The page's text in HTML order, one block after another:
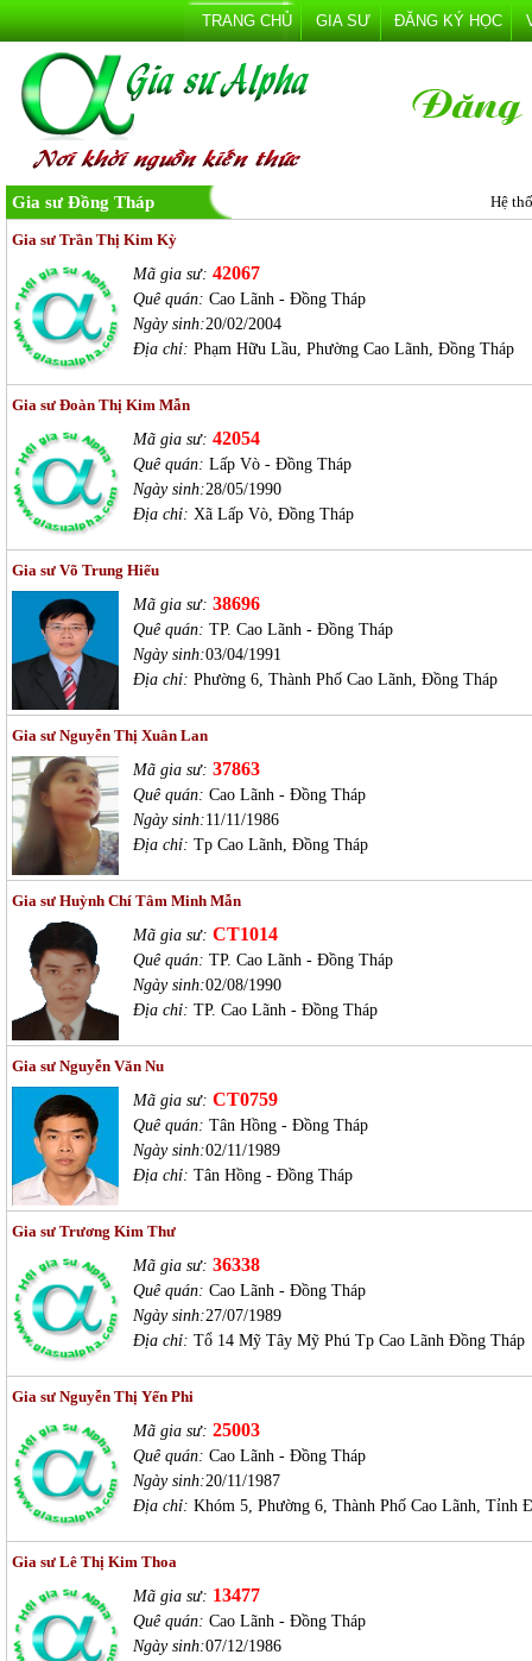
TRANG CHỦ GIA SƯ ĐĂNG KÝ HỌC
Gia sư Đồng Tháp Hệ
Gia sư Trần Thị Kim Kỳ
Mã gia sư: 42067
Quê quán: Cao Lãnh - Đồng Tháp
Ngày sinh:20/02/2004
Địa chỉ: Phạm Hữu Lầu, Phường Cao Lãnh, Đồng Tháp
Gia sư Đoàn Thị Kim Mẫn
Mã gia sư: 42054
Quê quán: Lấp Vò - Đồng Tháp
Ngày sinh:28/05/1990
Địa chỉ: Xã Lấp Vò, Đồng Tháp
Gia sư Võ Trung Hiếu
Mã gia sư: 38696
Quê quán: TP. Cao Lãnh - Đồng Tháp
Ngày sinh:03/04/1991
Địa chỉ: Phường 6, Thành Phố Cao Lãnh, Đồng Tháp
Gia sư Nguyễn Thị Xuân Lan
Mã gia sư: 37863
Quê quán: Cao Lãnh - Đồng Tháp
Ngày sinh:11/11/1986
Địa chỉ: Tp Cao Lãnh, Đồng Tháp
Gia sư Huỳnh Chí Tâm Minh Mẫn
Mã gia sư: CT1014
Quê quán: TP. Cao Lãnh - Đồng Tháp
Ngày sinh:02/08/1990
Địa chỉ: TP. Cao Lãnh - Đồng Tháp
Gia sư Nguyễn Văn Nu
Mã gia sư: CT0759
Quê quán: Tân Hồng - Đồng Tháp
Ngày sinh:02/11/1989
Địa chỉ: Tân Hồng - Đồng Tháp
Gia sư Trương Kim Thư
Mã gia sư: 36338
Quê quán: Cao Lãnh - Đồng Tháp
Ngày sinh:27/07/1989
Địa chỉ: Tổ 14 Mỹ Tây Mỹ Phú Tp Cao Lãnh Đồng Tháp
Gia sư Nguyễn Thị Yến Phi
Mã gia sư: 25003
Quê quán: Cao Lãnh - Đồng Tháp
Ngày sinh:20/11/1987
Địa chỉ: Khóm 5, Phường 6, Thành Phố Cao Lãnh, Tỉnh
Gia sư Lê Thị Kim Thoa
Mã gia sư: 13477
Quê quán: Cao Lãnh - Đồng Tháp
Ngày sinh:07/12/1986